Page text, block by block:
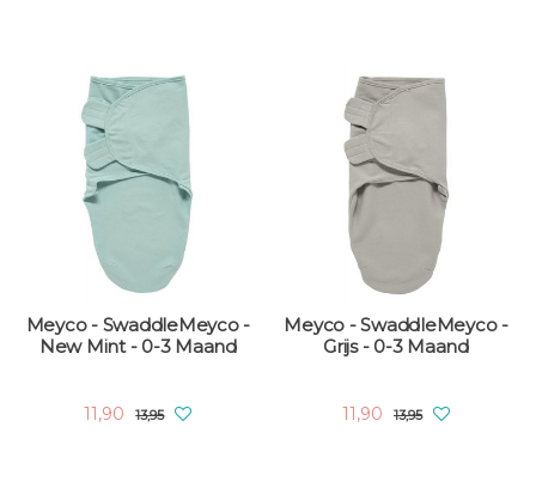
-
- 0-3 Maand
Meyco - SwaddleMeyco -
Grijs - 0-3 Maand
Meyco -